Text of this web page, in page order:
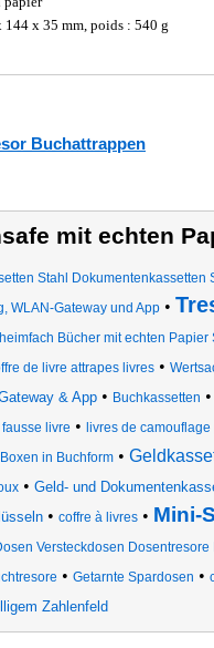
x 35 mm, poids : 540 g
Buchattrappen
mit echten
Stahl Dokumentenkassetten
WLAN-Gateway und App•
Bücher mit echten Papier
de livre attrapes livres•
& App • Buchkassetten •
fausse livre • livres de
in Buchform •
• Geld- und
• coffre à livres• Mini-
Versteckdosen
• Getarnte Spardosen •
Zahlenfeld